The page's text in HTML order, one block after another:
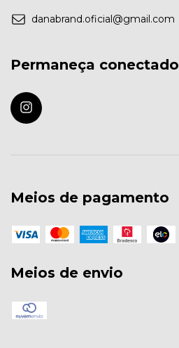
danabrand.oficial@gmail.com
Permaneça conectado
Meios de pagamento
Meios de envio